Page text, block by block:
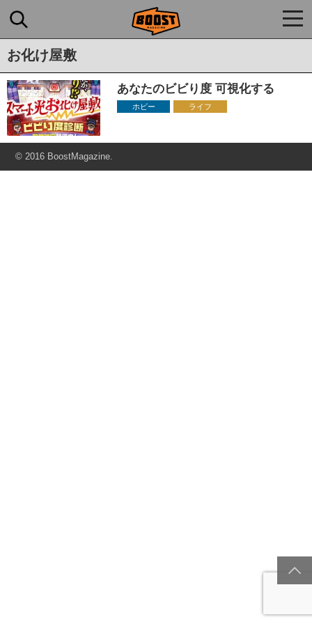
お化け屋敷
あなたのビビり度 可視化する
ホビー ライフ
© 2016 BoostMagazine.